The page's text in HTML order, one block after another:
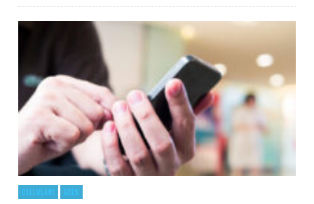
CELLULARI GEEK